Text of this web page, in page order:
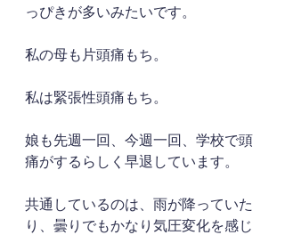
っぴきが多いみたいです。
私の母も片頭痛もち。
私は緊張性頭痛もち。
娘も先週一回、今週一回、学校で頭
痛がするらしく早退しています。
共通しているのは、雨が降っていた
り、曇りでもかなり気圧変化を感じ